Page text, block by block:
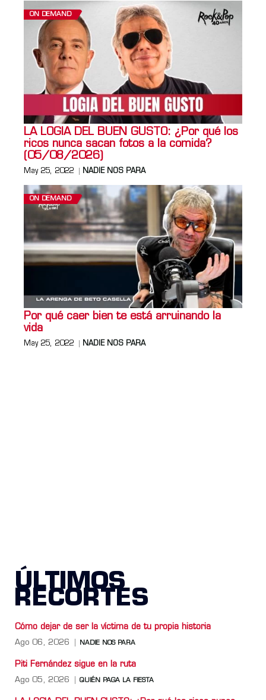
ON DEMAND
LA LOGIA DEL BUEN GUSTO: ¿Por qué los
ricos nunca sacan fotos a la comida?
(05/08/2026)
May 25, 2022 NADIE NOS PARA
ON DEMAND
Por qué caer bien te está arruinando la
vida
May 25, 2022 NADIE NOS PARA
ÚLTIMOS
RECORTES
Cómo dejar de ser la víctima de tu propia historia
Ago 06, 2026 NADIE NOS PARA
Piti Fernández sigue en la ruta
Ago 05, 2026 QUIÉN PAGA LA FIESTA